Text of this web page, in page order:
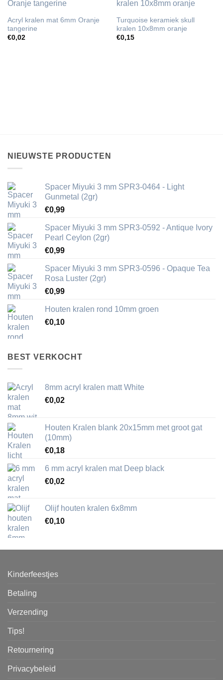
Acryl kralen mat 6mm Oranje
tangerine
€0,02
Turquoise keramiek skull
kralen 10x8mm oranje
€0,15
NIEUWSTE PRODUCTEN
Spacer Miyuki 3 mm SPR3-0464 - Light
Gunmetal (2gr)
€0,99
Spacer Miyuki 3 mm SPR3-0592 - Antique Ivory
Pearl Ceylon (2gr)
€0,99
Spacer Miyuki 3 mm SPR3-0596 - Opaque Tea
Rosa Luster (2gr)
€0,99
Houten kralen rond 10mm groen
€0,10
BEST VERKOCHT
8mm acryl kralen matt White
€0,02
Houten Kralen blank 20x15mm met groot gat
(10mm)
€0,18
6 mm acryl kralen mat Deep black
€0,02
Olijf houten kralen 6x8mm
€0,10
Kinderfeestjes
Betaling
Verzending
Tips!
Retournering
Privacybeleid